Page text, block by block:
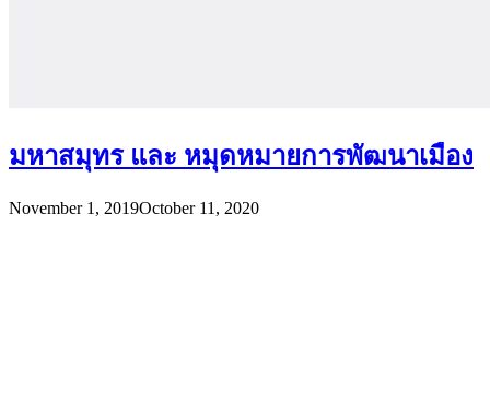
มหาสมุทร และ หมุดหมายการพัฒนาเมือง
November 1, 2019October 11, 2020